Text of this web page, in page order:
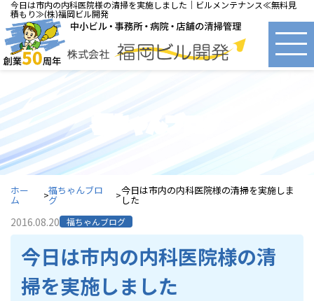
今日は市内の内科医院様の清掃を実施しました｜ビルメンテナンス≪無料見
積もり≫(株)福岡ビル開発
福ちゃんブログ
ホー
ム
福ちゃんブロ
グ
今日は市内の内科医院様の清掃を実施しま
した
2016.08.20 福ちゃんブログ
今日は市内の内科医院様の清
掃を実施しました